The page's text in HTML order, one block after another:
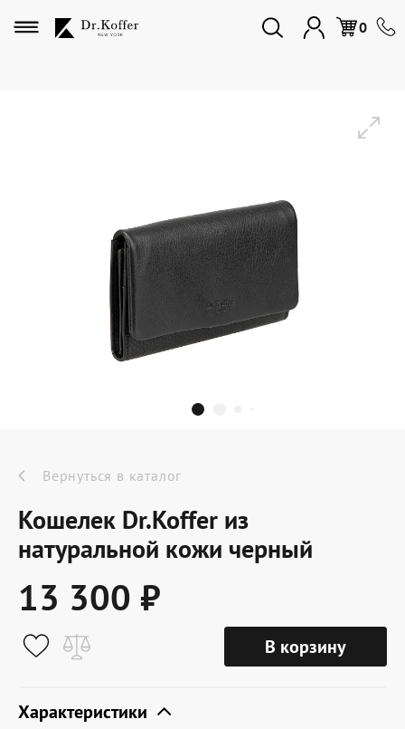
0
Избранное
Женская коллекция
Подарки и сувениры
Подарочные карты
Dr.Koffer Outlet
Новинки
Акции
О компании
Условия доставки
Вернуться в каталог
Кошелек Dr.Koffer из
натуральной кожи черный
13 300 ₽
В корзину
Характеристики